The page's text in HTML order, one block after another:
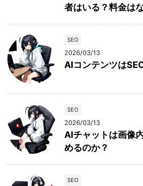
者はいる？料金は
SEO
2026/03/13
AIコンテンツは
SEO
2026/03/13
AIチャットは画像
めるのか？
SEO